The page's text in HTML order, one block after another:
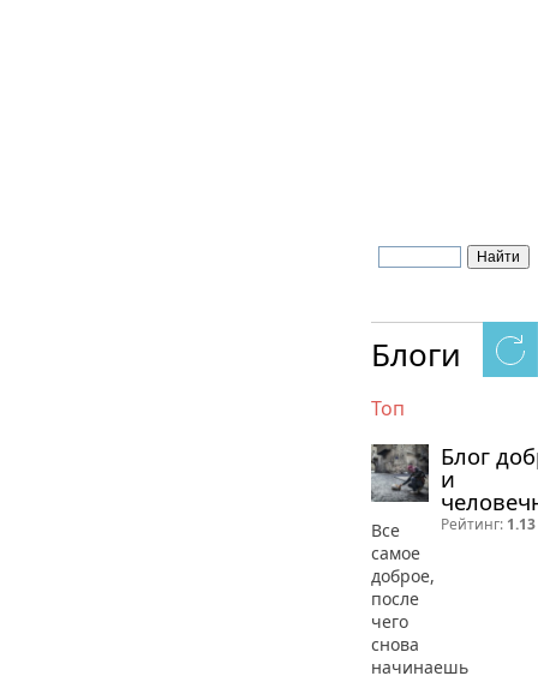
Блоги
Топ
Блог
и
Все
самое
доброе,
после
чего
снова
начинаешь
Рейтинг: 1.13